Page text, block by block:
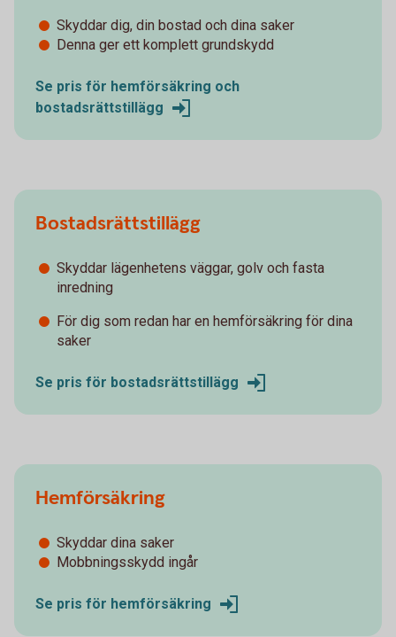
Skyddar dig, din bostad och dina saker
Denna ger ett komplett grundskydd
Se pris för hemförsäkring och
bostadsrättstillägg
Bostadsrättstillägg
Skyddar lägenhetens väggar, golv och fasta
inredning
För dig som redan har en hemförsäkring för dina
saker
Se pris för bostadsrättstillägg
Hemförsäkring
Skyddar dina saker
Mobbningsskydd ingår
Se pris för hemförsäkring